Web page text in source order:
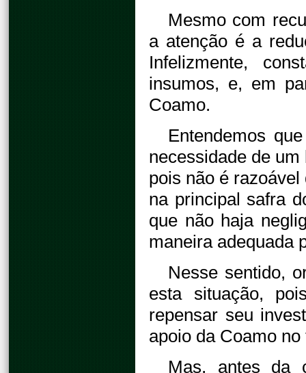
Mesmo com
a atenção é a
Infelizmente,
insumos, e, em
Coamo.
Entendemos
necessidade de
pois não é
na principal safra
que não haja
maneira adequada
Nesse sentido,
esta situação,
repensar seu
apoio da Coamo
Mas, antes da